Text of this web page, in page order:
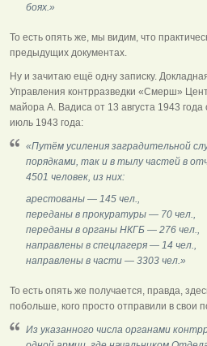
боях.»
То есть опять же, мы видим, что
предыдущих документах.
Ну и зачитаю ещё одну записку.
Управления контрразведки «Смерш»
майора А. Вадиса от 13 августа 1943 года
июль 1943 года:
«Путём усиления заградительной
порядками, так и в тылу частей в
4501 человек, из них:
арестованы — 145 чел.,
переданы в прокуратуры — 70 чел.,
переданы в органы НКГБ — 276 чел.,
направлены в спецлагеря — 14 чел.,
направлены в части — 3303 чел.»
То есть опять же получается, правда,
побольше, кого просто отправили в свои
Из указанного числа органами